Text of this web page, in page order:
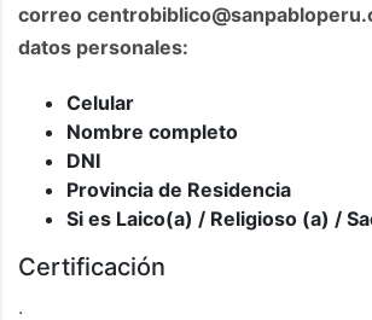
correo
datos personales:
Celular
Nombre completo
DNI
Provincia de Residencia
Si es Laico(a) / Religioso (a) /
Certificación
.